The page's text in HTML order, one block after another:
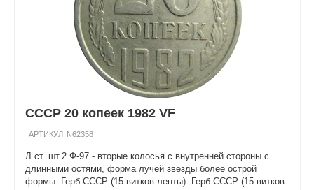
СССР 20 копеек 1982 VF
АРТИКУЛ: N62358
Л.ст. шт.2 Ф-97 - вторые колосья с внутренней стороны с
длинными остями, форма лучей звезды более острой
формы. Герб СССР (15 витков ленты). Герб СССР (15 витков